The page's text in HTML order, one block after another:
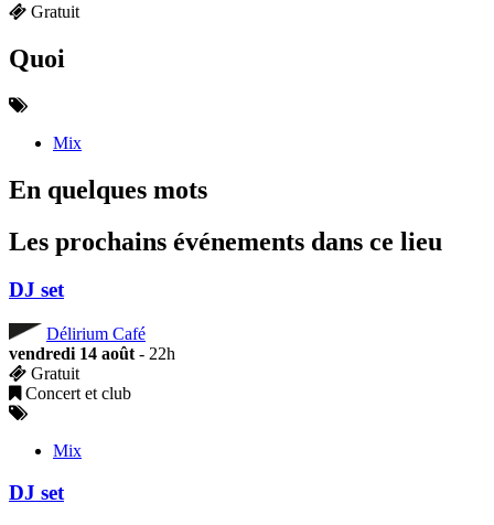
Gratuit
Quoi
Mix
En quelques mots
Les prochains événements dans ce lieu
DJ set
Délirium Café
vendredi 14 août - 22h
Gratuit
Concert et club
Mix
DJ set